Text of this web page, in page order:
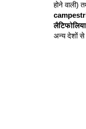
होने वाली)
अन्य देशों से